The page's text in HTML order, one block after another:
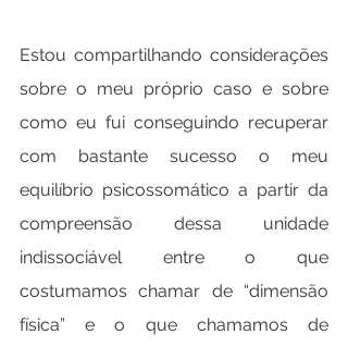
Estou compartilhando considerações
sobre o meu próprio caso e sobre
como eu fui conseguindo recuperar
com bastante sucesso o meu
equilíbrio psicossomático a partir da
compreensão dessa unidade
indissociável entre o que
costumamos chamar de “dimensão
física” e o que chamamos de